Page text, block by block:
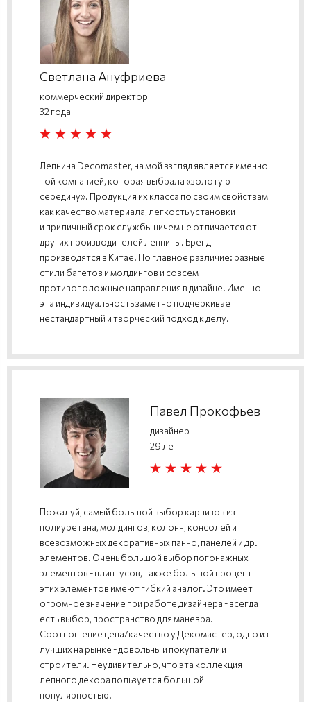
Светлана Ануфриева
коммерческий директор
32 года
Лепнина Decomaster, на мой взгляд является именно
той компанией, которая выбрала «золотую
середину». Продукция их класса по своим свойствам
как качество материала, легкость установки
и приличный срок службы ничем не отличается от
других производителей лепнины. Бренд
производятся в Китае. Но главное различие: разные
стили багетов и молдингов и совсем
противоположные направления в дизайне. Именно
эта индивидуальность заметно подчеркивает
нестандартный и творческий подход к делу.
Павел Прокофьев
дизайнер
29 лет
Пожалуй, самый большой выбор карнизов из
полиуретана, молдингов, колонн, консолей и
всевозможных декоративных панно, панелей и др.
элементов. Очень большой выбор погонажных
элементов - плинтусов, также большой процент
этих элементов имеют гибкий аналог. Это имеет
огромное значение при работе дизайнера - всегда
есть выбор, пространство для маневра.
Соотношение цена/качество у Декомастер, одно из
лучших на рынке - довольны и покупатели и
строители. Неудивительно, что эта коллекция
лепного декора пользуется большой
популярностью.